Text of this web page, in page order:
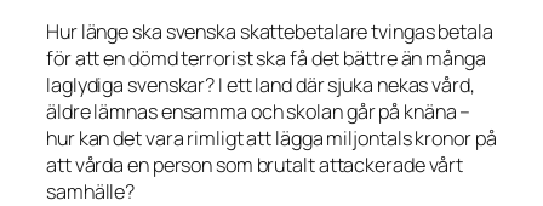
Hur länge ska svenska skattebetalare tvingas betala
för att en dömd terrorist ska få det bättre än många
laglydiga svenskar? I ett land där sjuka nekas vård,
äldre lämnas ensamma och skolan går på knäna –
hur kan det vara rimligt att lägga miljontals kronor på
att vårda en person som brutalt attackerade vårt
samhälle?